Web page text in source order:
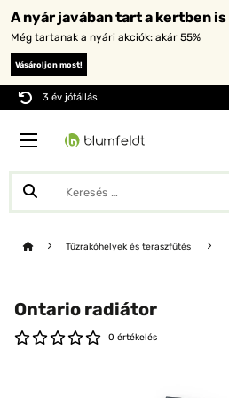
A nyár javában tart a kertben is
Még tartanak a nyári akciók: akár 55%
Vásároljon most!
3 év jótállás
Tűzrakóhelyek és teraszfűtés
Ontario radiátor
0 értékelés